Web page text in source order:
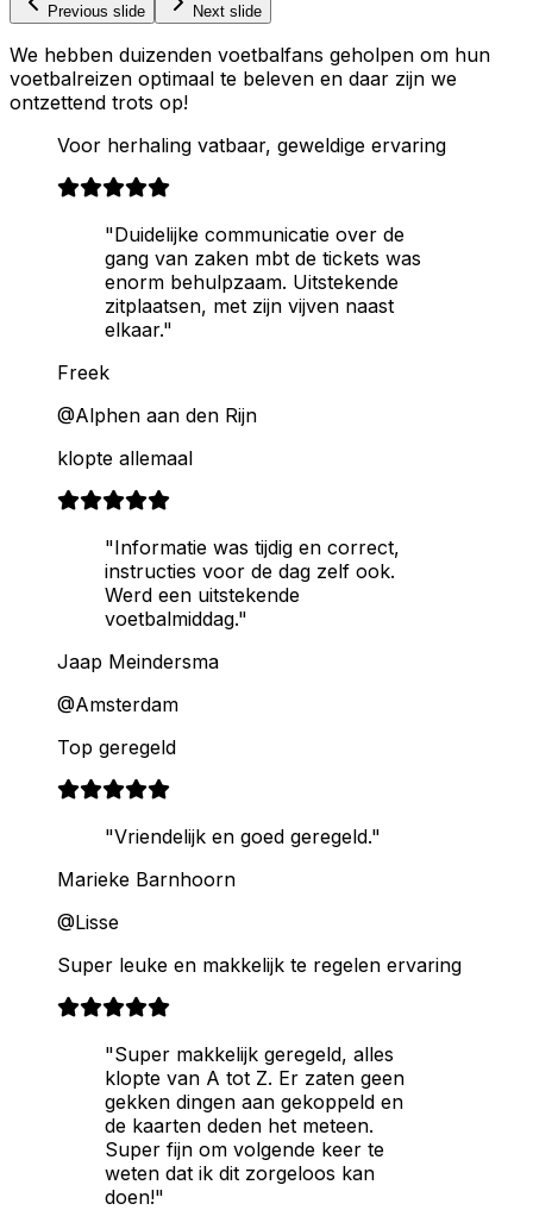
Previous slide Next slide
We hebben duizenden voetbalfans geholpen om hun
voetbalreizen optimaal te beleven en daar zijn we
ontzettend trots op!
Voor herhaling vatbaar, geweldige ervaring
"Duidelijke communicatie over de
gang van zaken mbt de tickets was
enorm behulpzaam. Uitstekende
zitplaatsen, met zijn vijven naast
elkaar."
Freek
@Alphen aan den Rijn
klopte allemaal
"Informatie was tijdig en correct,
instructies voor de dag zelf ook.
Werd een uitstekende
voetbalmiddag."
Jaap Meindersma
@Amsterdam
Top geregeld
"Vriendelijk en goed geregeld."
Marieke Barnhoorn
@Lisse
Super leuke en makkelijk te regelen ervaring
"Super makkelijk geregeld, alles
klopte van A tot Z. Er zaten geen
gekken dingen aan gekoppeld en
de kaarten deden het meteen.
Super fijn om volgende keer te
weten dat ik dit zorgeloos kan
doen!"